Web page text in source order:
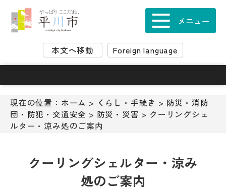
ョ
ス
本文へ移動 Foreign language
メニュー
現在の位置： ホーム > くらし・手続き > 防災・消防
団・防犯・交通安全 > 防災・災害 > クーリングシェ
ルター・涼み処のご案内
クーリングシェルター・涼み
処のご案内